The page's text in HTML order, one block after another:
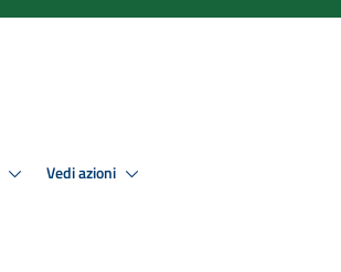
Vedi azioni